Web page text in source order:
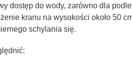
dostęp do wody, zarówno dla
kranu na wysokości około 50
schylania się.